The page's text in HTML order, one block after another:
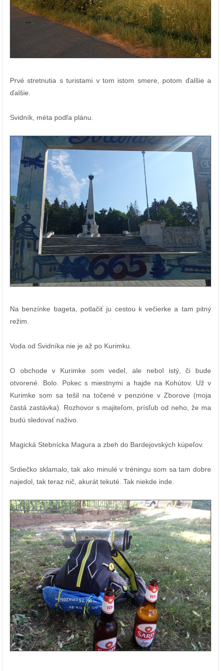
Prvé stretnutia s turistami v tom istom smere, potom ďalšie a
ďalšie.
Svidník, méta podľa plánu.
Na benzínke bageta, potlačiť ju cestou k večierke a tam pitný
režim.
Voda od Svidníka nie je až po Kurimku.
O obchode v Kurimke som vedel, ale nebol istý, či bude
otvorené. Bolo. Pokec s miestnymi a hajde na Kohútov. Už v
Kurimke som sa tešil na točené v penzióne v Zborove (moja
častá zastávka). Rozhovor s majiteľom, prísľub od neho, že ma
budú sledovať naživo.
Magická Stebnícka Magura a zbeh do Bardejovských kúpeľov.
Srdiečko sklamalo, tak ako minulé v tréningu som sa tam dobre
najedol, tak teraz nič, akurát tekuté. Tak niekde inde.